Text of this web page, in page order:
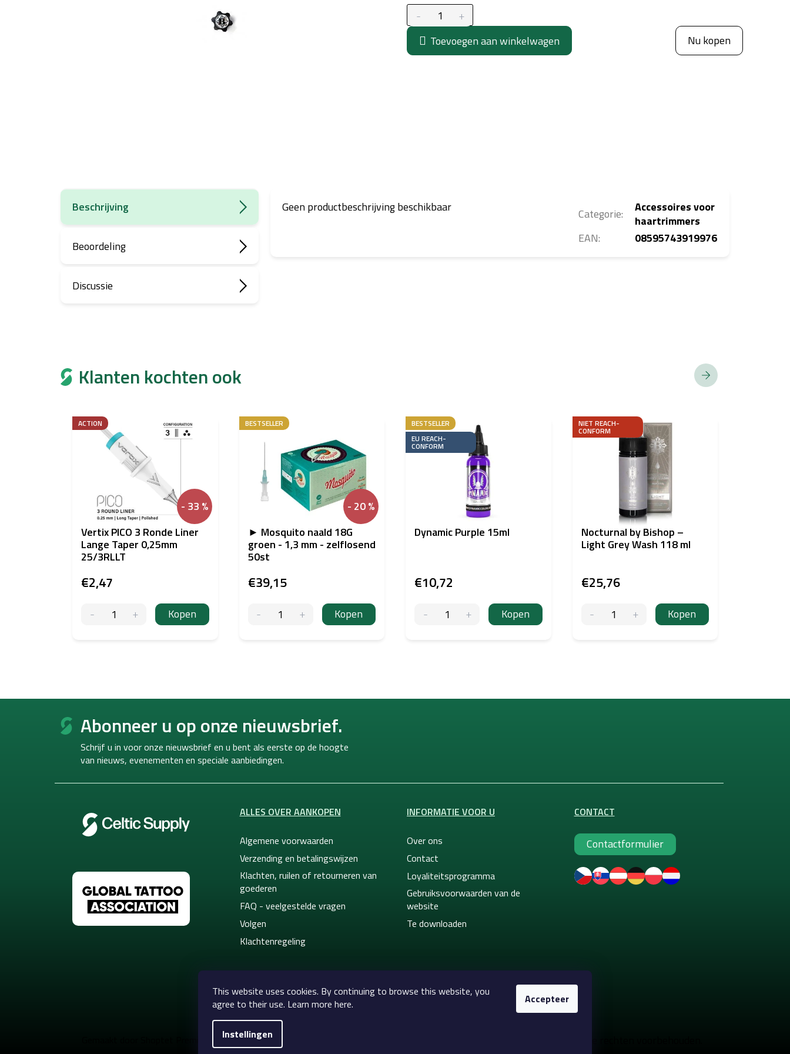
This website uses cookies. By continuing to browse this website, you
agree to their use. Learn more here.
Instellingen
Accepteer
Toevoegen aan winkelwagen Nu kopen
Beschrijving
Beoordeling
Discussie
Geen productbeschrijving beschikbaar Categorie:
Accessoires voor
haartrimmers
EAN: 08595743919976
Klanten kochten ook
- 33 %
ACTION
Vertix PICO 3 Ronde Liner
Lange Taper 0,25mm
25/3RLLT
€2,47
Kopen
- 20 %
BESTSELLER
► Mosquito naald 18G
groen - 1,3 mm - zelflosend
50st
€39,15
Kopen
BESTSELLER
EU REACH-
CONFORM
Dynamic Purple 15ml
€10,72
Kopen
NIET REACH-
CONFORM
Nocturnal by Bishop –
Light Grey Wash 118 ml
€25,76
Kopen
F
Abonneer u op onze nieuwsbrief.
Schrijf u in voor onze nieuwsbrief en u bent als eerste op de hoogte
van nieuws, evenementen en speciale aanbiedingen.
ALLES OVER AANKOPEN
Algemene voorwaarden
Verzending en betalingswijzen
Klachten, ruilen of retourneren van
goederen
FAQ - veelgestelde vragen
Volgen
Klachtenregeling
INFORMATIE VOOR U
Over ons
Contact
Loyaliteitsprogramma
Gebruiksvoorwaarden van de
website
Te downloaden
CONTACT
Contactformulier
Copyright 2026